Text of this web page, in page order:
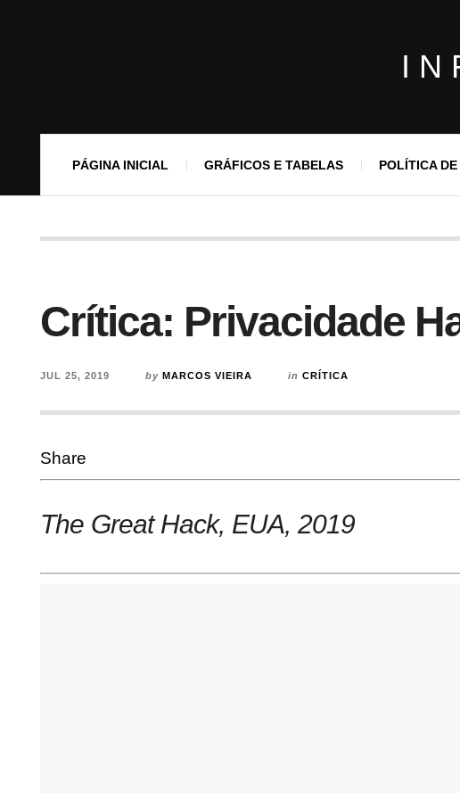
PÁGINA INICIAL GRÁFICOS E TABELAS POLÍTICA
Crítica: Privacidade
JUL 25, 2019 by MARCOS VIEIRA in CRÍTICA
Share
The Great Hack, EUA, 2019